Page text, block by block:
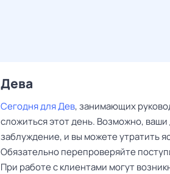
Дева ‌‌
Сегодня для Дев, занимающих
сложиться этот день. Возможно,
заблуждение, и вы можете утратить
Обязательно перепроверяйте
При работе с клиентами могут